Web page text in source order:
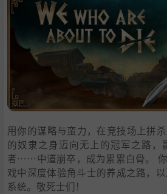
2
重要消息：本作的游戏体验真的不一样！
艰险残酷的轻Rogue角斗士体验。
每段生涯的体验都各不相同！
运用战略走向胜利——仅凭战斗技巧可不够！
装备系统完全自由模组化！
欢迎来到特兰提亚：竞技之城！
8.其他游戏特色包括：
10. 系统需求
11.支持作者
12. 设置中文
13 . 学习
用你的谋略与蛮力，在竞技场上拼
的奴隶之身迈向无上的冠军之路，
者……中道崩卒，成为累累白骨。
戏中深度体验角斗士的养成之路，
系统。敬死士们！